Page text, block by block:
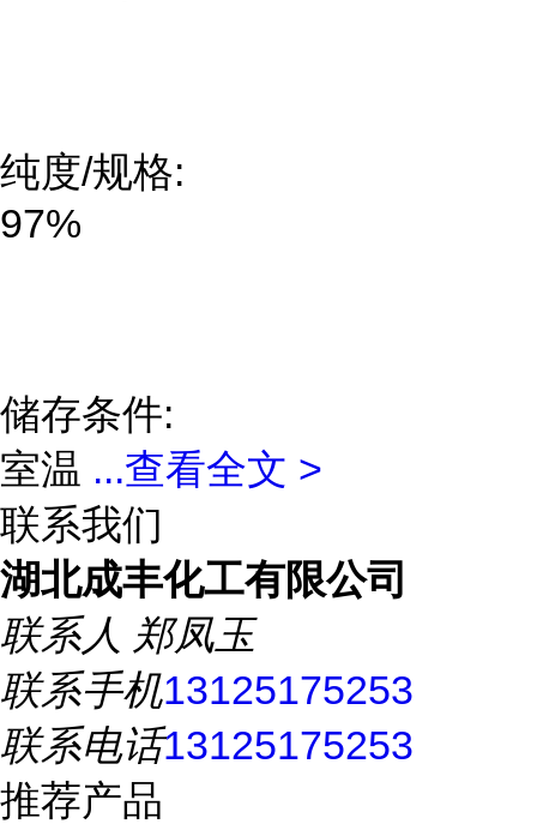
纯度/规格:
97%
储存条件:
室温 ...查看全文 >
联系我们
湖北成丰化工有限公司
联系人 郑凤玉
联系手机13125175253
联系电话13125175253
推荐产品